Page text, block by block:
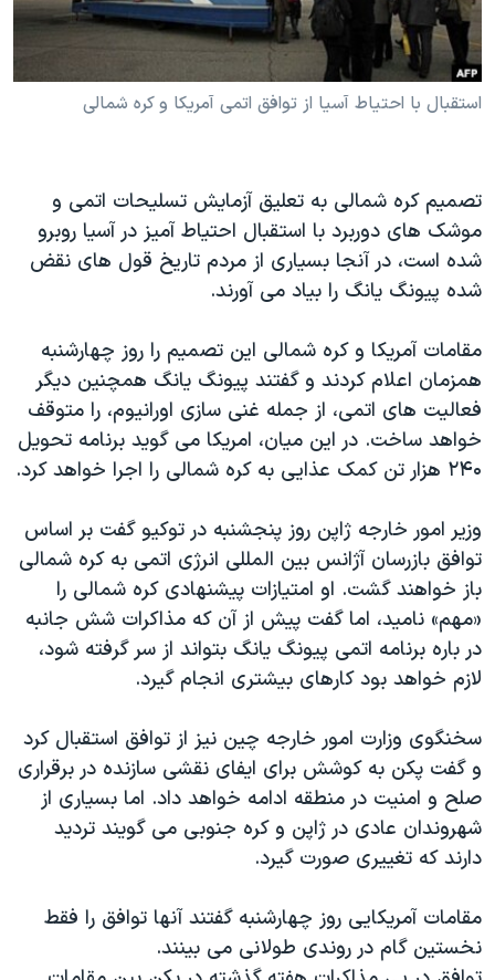
فرهنگ و زندگی
حقوق شهروندی
اقتصادی
گالری عکس
آرشیو پخش زنده
مستندها
انتخابات ریاست جمهوری آمریکا ۲۰۲۴
حمله جمهوری اسلامی به اسرائیل
اعتراضات زن، زندگی، آزادی
مجموعه مستندهای دادخواهی
تریبونال مردمی آبان ۹۸
دادگاه حمید نوری
چهل سال گروگان‌گیری
قانون شفافیت دارائی کادر رهبری ایران
اعتراضات مردمی آبان ۹۸
نرگس محمدی برنده جایزه نوبل صلح
همایش محافظه‌کاران آمریکا «سی‌پک»
صفحه‌های ویژه
سفر پرزیدنت ترامپ به چین
دنبال کنید
استقبال با احتیاط آسيا از توافق اتمی آمریکا و کره شمالی
تصمیم کره شمالی به تعلیق آزمایش تسلیحات اتمی و
موشک های دوربرد با استقبال احتیاط آمیز در آسیا روبرو
شده است، در آنجا بسیاری از مردم تاریخ قول های نقض
شده پیونگ یانگ را بیاد می آورند.
مقامات آمریکا و کره شمالی این تصمیم را روز چهارشنبه
همزمان اعلام کردند و گفتند پیونگ یانگ همچنین دیگر
فعالیت های اتمی، از جمله غنی سازی اورانیوم، را متوقف
خواهد ساخت. در این میان، امریکا می گوید برنامه تحویل
۲۴۰ هزار تن کمک عذایی به کره شمالی را اجرا خواهد کرد.
وزیر امور خارجه ژاپن روز پنجشنبه در توکیو گفت بر اساس
توافق بازرسان آژانس بین المللی انرژی اتمی به کره شمالی
باز خواهند گشت. او امتیازات پیشنهادی کره شمالی را
«مهم» نامید، اما گفت پیش از آن که مذاکرات شش جانبه
در باره برنامه اتمی پیونگ یانگ بتواند از سر گرفته شود،
لازم خواهد بود کارهای بیشتری انجام گیرد.
سخنگوی وزارت امور خارجه چین نیز از توافق استقبال کرد
و گفت پکن به کوشش برای ایفای نقشی سازنده در برقراری
صلح و امنیت در منطقه ادامه خواهد داد. اما بسیاری از
شهروندان عادی در ژاپن و کره جنوبی می گویند تردید
دارند که تغییری صورت گیرد.
مقامات آمریکایی روز چهارشنبه گفتند آنها توافق را فقط
نخستین گام در روندی طولانی می بینند.